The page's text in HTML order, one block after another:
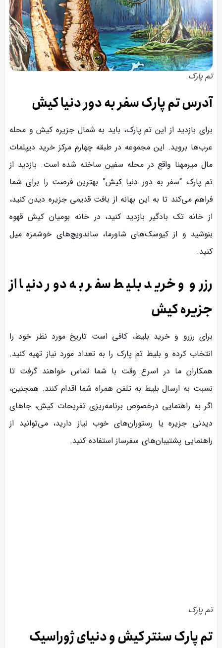
تم پارک
آدرس تم پارک سفر به دور دنیا کیش
برای بازدید از این تم پارک، باید به شمال جزیره کیش و محله
عرب‌ها بروید. این مجموعه در طبقه چهارم مرکز خرید دیپلمات
مال میرمهنا واقع در محله سفین ساخته شده است. بازدید از
تم پارک “سفر به دور دنیا کیش” بهترین فرصت را برای شما
فراهم می‌کند تا به این بهانه از بافت قدیمی جزیره دیدن کنید،
از خانه تک بادگیر بازدید کنید، در خانه بومیان کیش قهوه
بنوشید و از کیوسک‌های شاورما، ساندویچ‌های خوشمزه میل
کنید.
رزرو و خرید بلیط سفر به دور دنیا از
جزیره کیش
برای رزرو و خرید بلیط، کافی است تاریخ مورد نظر خود را
انتخاب کرده و بلیط تم پارک را به تعداد مورد نیاز تهیه کنید.
همکاران ما در اسرع وقت با شما تماس خواهند گرفت تا
نسبت به ارسال بلیط به تلفن همراه شما اقدام کنند. همچنین،
اگر به راهنمایی درخصوص برنامه‌ریزی تفریحات کیش، جاهای
دیدنی جزیره یا رستوران‌های خوب نیاز دارید، می‌توانید از
راهنمایی پشتیبان‌های سفرساز استفاده کنید.
تم پارک
تم پارک سنتر کیش و دنیای ژوراسیک